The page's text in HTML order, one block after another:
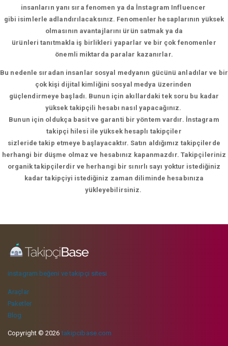
insanların yanı sıra fenomen ya da İnstagram Influencer
gibi isimlerle adlandırılacaksınız. Fenomenler hesaplarının yüksek
olmasının avantajlarını ürün satmak ya da
ürünleri tanıtmakla iş birlikleri yaparlar ve bir çok fenomenler
önemli miktarda paralar kazanırlar.
Bu nedenle sıradan insanlar sosyal medyanın gücünü anladılar ve bir
çok kişi dijital kimliğini sosyal medya üzerinden
güçlendirmeye başladı. Bunun için akıllardaki tek soru bu kadar
yüksek takipçili hesabı nasıl yapacağınız.
Bunun için oldukça basit ve garanti bir yöntem vardır. İnstagram
takipçi hilesi ile yüksek hesaplı takipçiler
sizleride takip etmeye başlayacaktır. Satın aldığımız takipçilerde
herhangi bir düşme olmaz ve hesabınız kapanmazdır. Takipçileriniz
organik takipçilerdir ve herhangi bir sınırlı sayı yoktur istediğiniz
kadar takipçiyi istediğiniz zaman diliminde hesabınıza
yükleyebilirsiniz.
instagram beğeni ve takipçi sitesi
Araçlar
Paketler
Blog
Copyright © 2026takipcibase.com